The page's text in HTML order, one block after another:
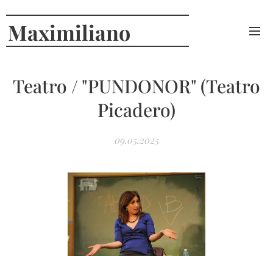
Maximiliano
Teatro / "PUNDONOR" (Teatro
Picadero)
09.05.2025